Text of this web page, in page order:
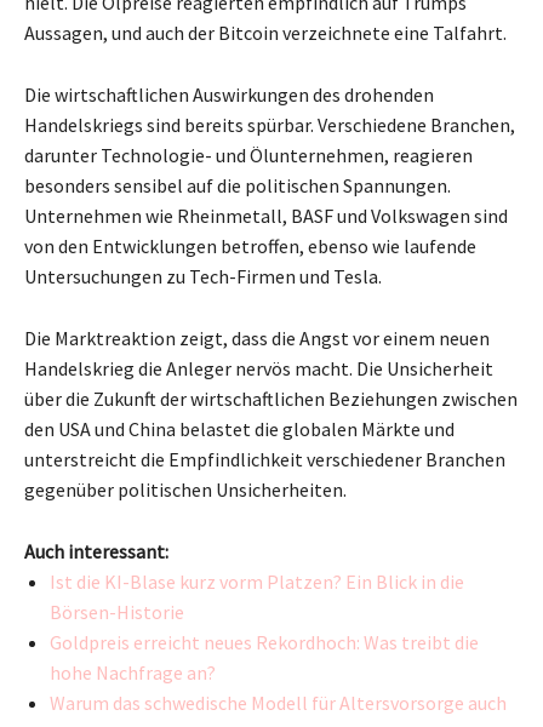
Aussagen, und auch der Bitcoin verzeichnete eine Talfahrt.
Die wirtschaftlichen Auswirkungen des drohenden
Handelskriegs sind bereits spürbar. Verschiedene Branchen,
darunter Technologie- und Ölunternehmen, reagieren
besonders sensibel auf die politischen Spannungen.
Unternehmen wie Rheinmetall, BASF und Volkswagen sind
von den Entwicklungen betroffen, ebenso wie laufende
Untersuchungen zu Tech-Firmen und Tesla.
Die Marktreaktion zeigt, dass die Angst vor einem neuen
Handelskrieg die Anleger nervös macht. Die Unsicherheit
über die Zukunft der wirtschaftlichen Beziehungen zwischen
den USA und China belastet die globalen Märkte und
unterstreicht die Empfindlichkeit verschiedener Branchen
gegenüber politischen Unsicherheiten.
Auch interessant:
Ist die KI-Blase kurz vorm Platzen? Ein Blick in die
Börsen-Historie
Goldpreis erreicht neues Rekordhoch: Was treibt die
hohe Nachfrage an?
Warum das schwedische Modell für Altersvorsorge auch